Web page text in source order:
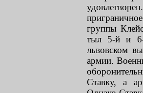
группы
тыл 5-й и 6-
львовском
армии.
Ставку, а